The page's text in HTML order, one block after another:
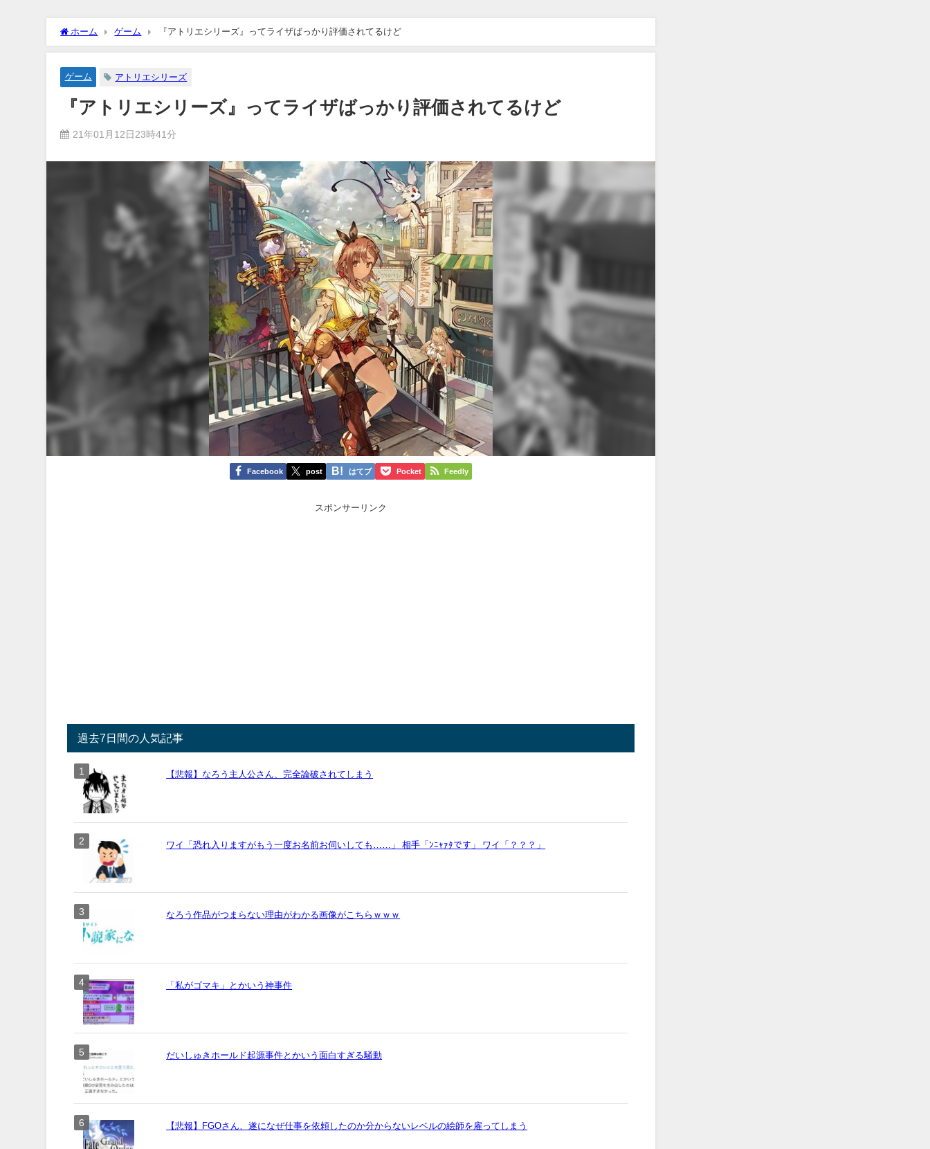
ホーム ゲーム 『アトリエシリーズ』ってライザばっかり評価されてるけど
ゲーム アトリエシリーズ
『アトリエシリーズ』ってライザばっかり評価されてるけど
21年01月12日23時41分
Facebook post はてブ Pocket Feedly
スポンサーリンク
過去7日間の人気記事
【悲報】なろう主人公さん、完全論破されてしまう
ワイ「恐れ入りますがもう一度お名前お伺いしても……」 相手「ﾝﾆｬｧﾀです」 ワイ「？？？」
なろう作品がつまらない理由がわかる画像がこちらｗｗｗ
「私がゴマキ」とかいう神事件
だいしゅきホールド起源事件とかいう面白すぎる騒動
【悲報】FGOさん、遂になぜ仕事を依頼したのか分からないレベルの絵師を雇ってしまう